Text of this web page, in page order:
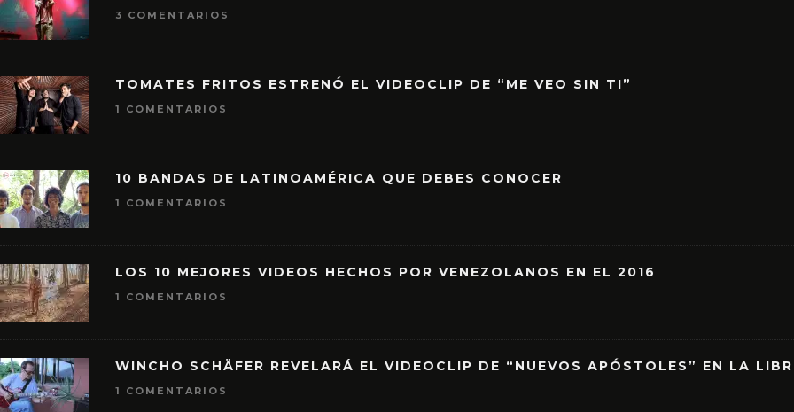
3 COMENTARIOS
TOMATES FRITOS ESTRENÓ EL VIDEOCLIP DE “ME VEO SIN TI”
1 COMENTARIOS
10 BANDAS DE LATINOAMÉRICA QUE DEBES CONOCER
1 COMENTARIOS
LOS 10 MEJORES VIDEOS HECHOS POR VENEZOLANOS EN EL 2016
1 COMENTARIOS
WINCHO SCHÄFER REVELARÁ EL VIDEOCLIP DE “NUEVOS APÓSTOLES” EN LA
1 COMENTARIOS